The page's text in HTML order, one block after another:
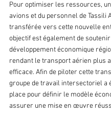
Pour optimiser les ressources,
avions et du personnel de Tassili
transférée vers cette nouvelle
objectif est également de
développement économique
rendant le transport aérien plus
efficace. Afin de piloter cette
groupe de travail intersectoriel a
place pour définir le modèle
assurer une mise en œuvre